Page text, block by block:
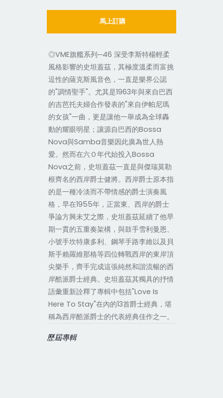
馬上訂購
◎VME旗艦系列─46 深受李斯特楊輕柔
風格影響的史坦蓋茲，其極度溫柔而富挑
逗性的薩克斯風音色，一直是樂界公認
的"調情聖手"。尤其是1963年與來自巴西
的吉芭托夫婦合作發表的"來自伊帕尼瑪
的女孩"一曲，更是讓他一舉成為全球轟
動的耀眼明星；讓源自巴西的Bossa
Nova與Samba音樂因此廣為世人熱
愛。然而在六Ｏ年代始投入Bossa
Nova之前，史坦蓋茲一直是與傑瑞莫勒
根齊名的西岸爵士健將。西岸爵士原本指
的是一種冷淡而不帶情感的爵士演奏風
格，早在1955年，正當東、西岸的爵士
爭論方興未艾之際，史坦蓋茲延續了他早
期一貫的五重奏架構，與鼓手雪利曼恩、
小號手坎特康多利、鋼琴手路李維以及貝
斯手賴羅維那格等四位轉戰西岸的東岸頂
尖樂手，齊手完成這張純然和諧流暢的西
岸酷派爵士經典。史坦蓋茲其獨具的抒情
語彙重新詮釋了專輯中包括"Love Is
Here To Stay"在內的13首爵士經典，堪
稱為西岸酷派爵士的代表經典佳作之一。
歷屆專輯